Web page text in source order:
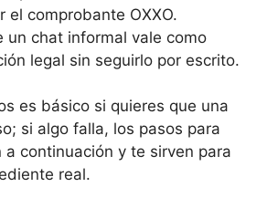
el comprobante OXXO.
un chat informal vale como
legal sin seguirlo por escrito.
es básico si quieres que una
si algo falla, los pasos para
a continuación y te sirven para
real.